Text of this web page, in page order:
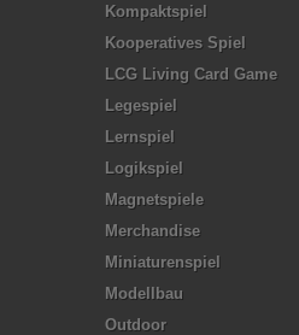
Kompaktspiel
Kooperatives Spiel
LCG Living Card Game
Legespiel
Lernspiel
Logikspiel
Magnetspiele
Merchandise
Miniaturenspiel
Modellbau
Outdoor